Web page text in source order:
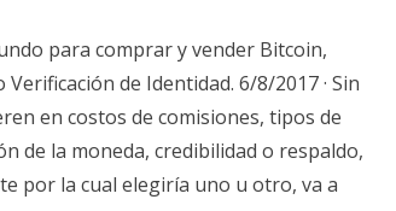
para comprar y vender Bitcoin,
de Identidad. 6/8/2017 · Sin
en costos de comisiones, tipos de
de la moneda, credibilidad o respaldo,
por la cual elegiría uno u otro, va a